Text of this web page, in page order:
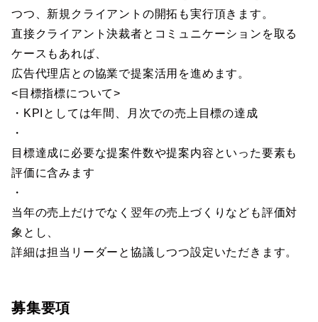
つつ、新規クライアントの開拓も実行頂きます。
直接クライアント決裁者とコミュニケーションを取る
ケースもあれば、
広告代理店との協業で提案活用を進めます。
<目標指標について>
・KPIとしては年間、月次での売上目標の達成
・
目標達成に必要な提案件数や提案内容といった要素も
評価に含みます
・
当年の売上だけでなく翌年の売上づくりなども評価対
象とし、
詳細は担当リーダーと協議しつつ設定いただきます。
募集要項